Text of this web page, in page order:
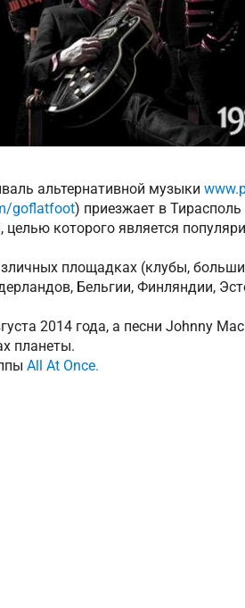
альтернативной музыки
goflatfoot) приезжает в
которого является
площадках (клубы,
Бельгии, Финляндии,
2014 года, а песни Johnny
планеты.
All At Once.